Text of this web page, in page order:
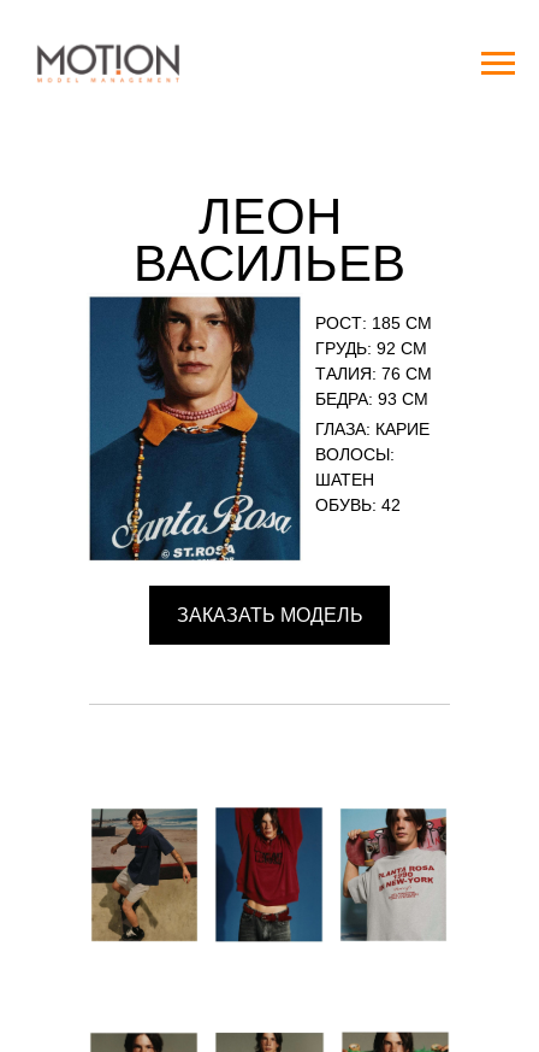
ЛЕОН
ВАСИЛЬЕВ
РОСТ: 185 СМ
ГРУДЬ: 92 СМ
ТАЛИЯ: 76 СМ
БЕДРА: 93 СМ
ГЛАЗА: КАРИЕ
ВОЛОСЫ:
ШАТЕН
ОБУВЬ: 42
ЗАКАЗАТЬ МОДЕЛЬ